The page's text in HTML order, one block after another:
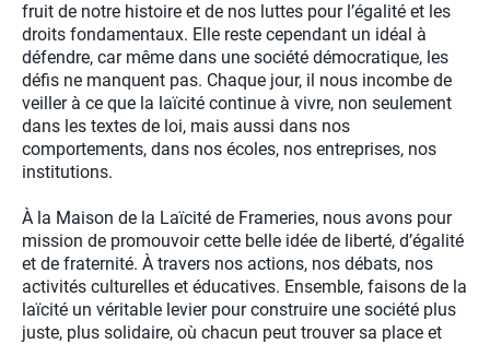
fruit de notre histoire et de nos luttes pour l’égalité et les
droits fondamentaux. Elle reste cependant un idéal à
défendre, car même dans une société démocratique, les
défis ne manquent pas. Chaque jour, il nous incombe de
veiller à ce que la laïcité continue à vivre, non seulement
dans les textes de loi, mais aussi dans nos
comportements, dans nos écoles, nos entreprises, nos
institutions.
À la Maison de la Laïcité de Frameries, nous avons pour
mission de promouvoir cette belle idée de liberté, d’égalité
et de fraternité. À travers nos actions, nos débats, nos
activités culturelles et éducatives. Ensemble, faisons de la
laïcité un véritable levier pour construire une société plus
juste, plus solidaire, où chacun peut trouver sa place et